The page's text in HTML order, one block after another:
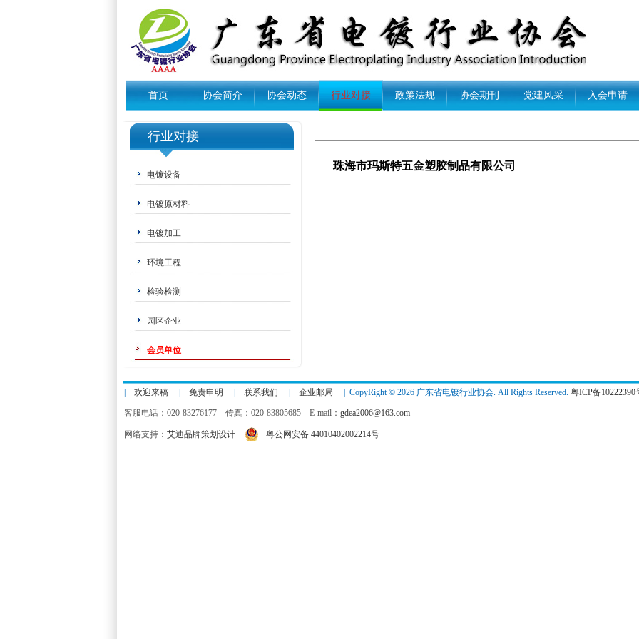
首页 协会简介 协会动态 行业对接 政策法规 协会期刊 党建风采 入会申请
行业对接
电镀设备
电镀原材料
电镀加工
环境工程
检验检测
园区企业
会员单位
珠海市玛斯特五金塑胶制品有限公司
欢迎来稿 免责申明 联系我们 企业邮局 | CopyRight © 2026 广东省电镀行业协会. All Rights Reserved. 粤ICP备10222390
客服电话：020-83276177 传真：020-83805685 E-mail： gdea2006@163.com
网络支持： 艾迪品牌策划设计 粤公网安备 44010402002214号